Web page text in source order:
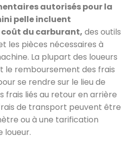
autorisés pour la
pelle incluent
du carburant, des outils
les pièces nécessaires à
La plupart des loueurs
le remboursement des frais
se rendre sur le lieu de
frais liés au retour en arrière
de transport peuvent être
ou à une tarification
loueur.